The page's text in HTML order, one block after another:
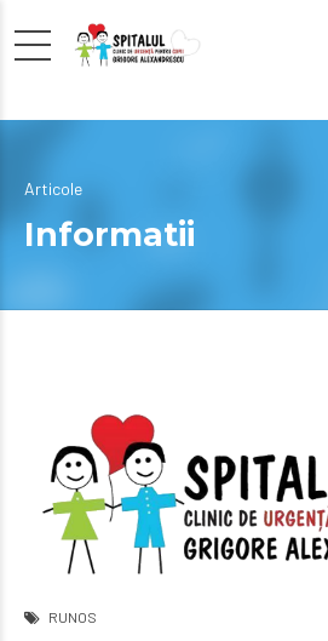
Articole
Informatii
RUNOS